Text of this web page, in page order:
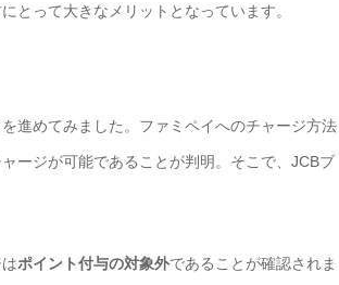
とって大きなメリットとなっています。
進めてみました。ファミペイへのチャージ方法
ージが可能であることが判明。そこで、JCBブ
ポイント付与の対象外であることが確認されま